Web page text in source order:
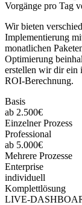
Vorgänge pro Tag
Wir bieten
Implementierung
monatlichen
Optimierung
erstellen wir dir ein
ROI-Berechnung.
Basis
ab 2.500€
Einzelner Prozess
Professional
ab 5.000€
Mehrere Prozesse
Enterprise
individuell
Komplettlösung
LIVE-